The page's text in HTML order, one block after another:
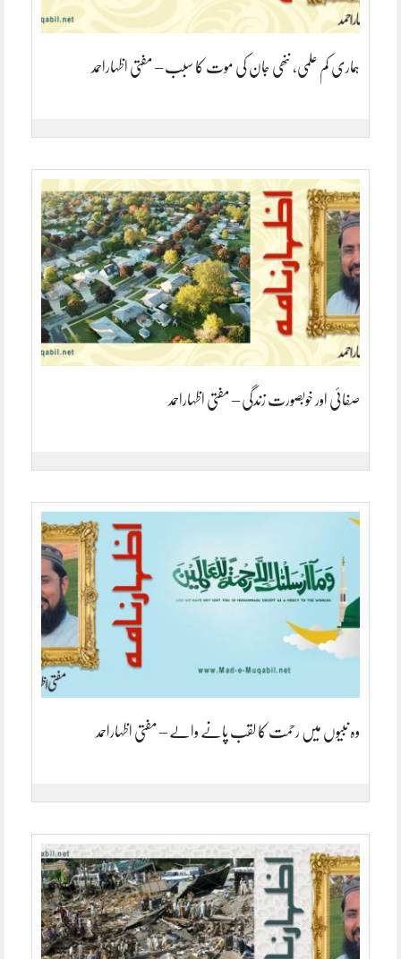
ہماری کم علمی، ننھی جان کی موت کا سبب – مفتی اظہاراحمد
صفائی اور خوبصورت زندگی – مفتی اظہاراحمد
وہ نبیوں میں رحمت کا لقب پانے والے – مفتی اظہاراحمد